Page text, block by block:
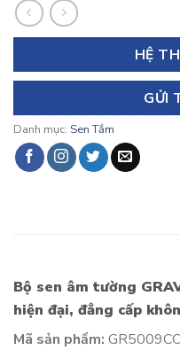
HỆ
GỬI
Danh mục: Sen Tắm
Bộ sen âm tường
hiện đại, đẳng cấp
Mã sản phẩm: GR5009CC